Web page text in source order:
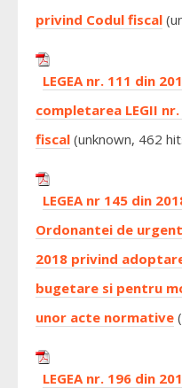
privind Codul fiscal
LEGEA nr. 111 din
completarea LEGII
fiscal (unknown, 462
LEGEA nr 145 din
Ordonantei de
2018 privind
bugetare si pentru
unor acte normative
LEGEA nr. 196 din